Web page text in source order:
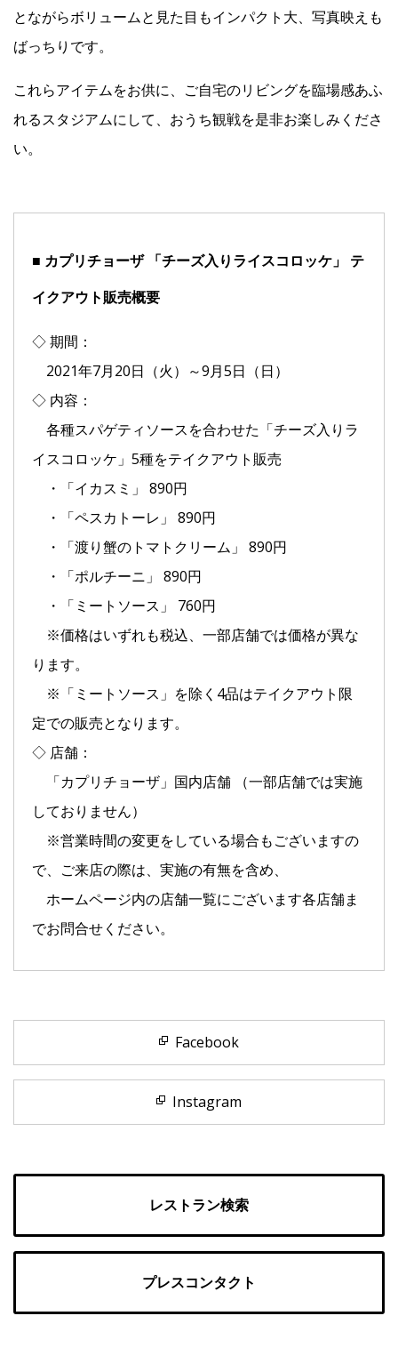
とながらボリュームと見た目もインパクト大、写真映えも
ばっちりです。
これらアイテムをお供に、ご自宅のリビングを臨場感あふ
れるスタジアムにして、おうち観戦を是非お楽しみくださ
い。
■ カプリチョーザ 「チーズ入りライスコロッケ」 テ
イクアウト販売概要
◇ 期間：
2021年7月20日（火）～9月5日（日）
◇ 内容：
各種スパゲティソースを合わせた「チーズ入りラ
イスコロッケ」5種をテイクアウト販売
・「イカスミ」 890円
・「ペスカトーレ」 890円
・「渡り蟹のトマトクリーム」 890円
・「ポルチーニ」 890円
・「ミートソース」 760円
※価格はいずれも税込、一部店舗では価格が異な
ります。
※「ミートソース」を除く4品はテイクアウト限
定での販売となります。
◇ 店舗：
「カプリチョーザ」国内店舗 （一部店舗では実施
しておりません）
※営業時間の変更をしている場合もございますの
で、ご来店の際は、実施の有無を含め、
ホームページ内の店舗一覧にございます各店舗ま
でお問合せください。
Facebook
Instagram
レストラン検索
プレスコンタクト